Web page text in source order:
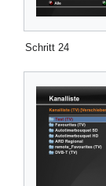
Schritt 24